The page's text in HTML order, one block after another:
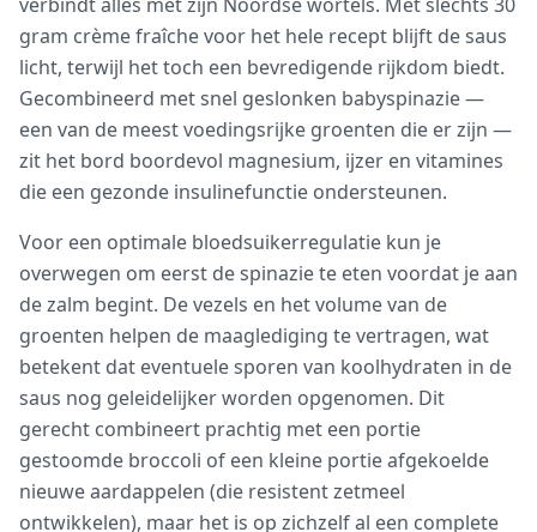
gram crème fraîche voor het hele recept blijft de saus
licht, terwijl het toch een bevredigende rijkdom biedt.
Gecombineerd met snel geslonken babyspinazie —
een van de meest voedingsrijke groenten die er zijn —
zit het bord boordevol magnesium, ijzer en vitamines
die een gezonde insulinefunctie ondersteunen.
Voor een optimale bloedsuikerregulatie kun je
overwegen om eerst de spinazie te eten voordat je aan
de zalm begint. De vezels en het volume van de
groenten helpen de maaglediging te vertragen, wat
betekent dat eventuele sporen van koolhydraten in de
saus nog geleidelijker worden opgenomen. Dit
gerecht combineert prachtig met een portie
gestoomde broccoli of een kleine portie afgekoelde
nieuwe aardappelen (die resistent zetmeel
ontwikkelen), maar het is op zichzelf al een complete